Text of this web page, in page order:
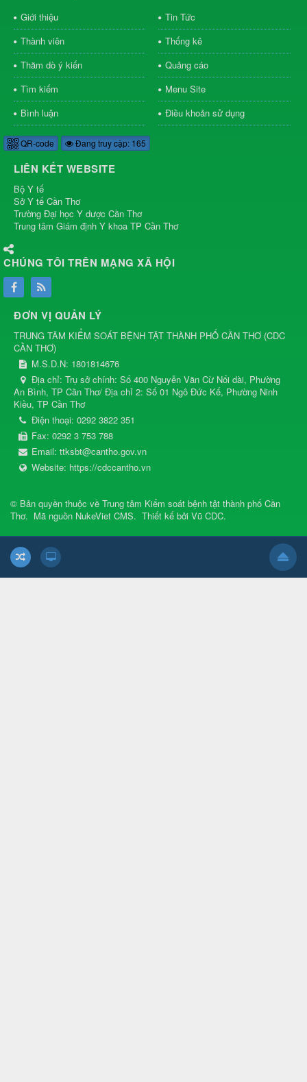
Giới thiệu
Tin Tức
Thành viên
Thống kê
Thăm dò ý kiến
Quảng cáo
Tìm kiếm
Menu Site
Bình luận
Điều khoản sử dụng
QR-code Đang truy cập: 165
LIÊN KẾT WEBSITE
Bộ Y tế
Sở Y tế Cần Thơ
Trường Đại học Y dược Cần Thơ
Trung tâm Giám định Y khoa TP Cần Thơ
CHÚNG TÔI TRÊN MẠNG XÃ HỘI
ĐƠN VỊ QUẢN LÝ
TRUNG TÂM KIỂM SOÁT BỆNH TẬT THÀNH PHỐ CẦN THƠ (CDC
CẦN THƠ)
M.S.D.N: 1801814676
Địa chỉ: Trụ sở chính: Số 400 Nguyễn Văn Cừ Nối dài, Phường
An Bình, TP Cần Thơ/ Địa chỉ 2: Số 01 Ngô Đức Kế, Phường Ninh
Kiều, TP Cần Thơ
Điện thoại: 0292 3822 351
Fax: 0292 3 753 788
Email: ttksbt@cantho.gov.vn
Website: https://cdccantho.vn
© Bản quyền thuộc về Trung tâm Kiểm soát bệnh tật thành phố Cần
Thơ. Mã nguồn NukeViet CMS. Thiết kế bởi Vũ CDC.